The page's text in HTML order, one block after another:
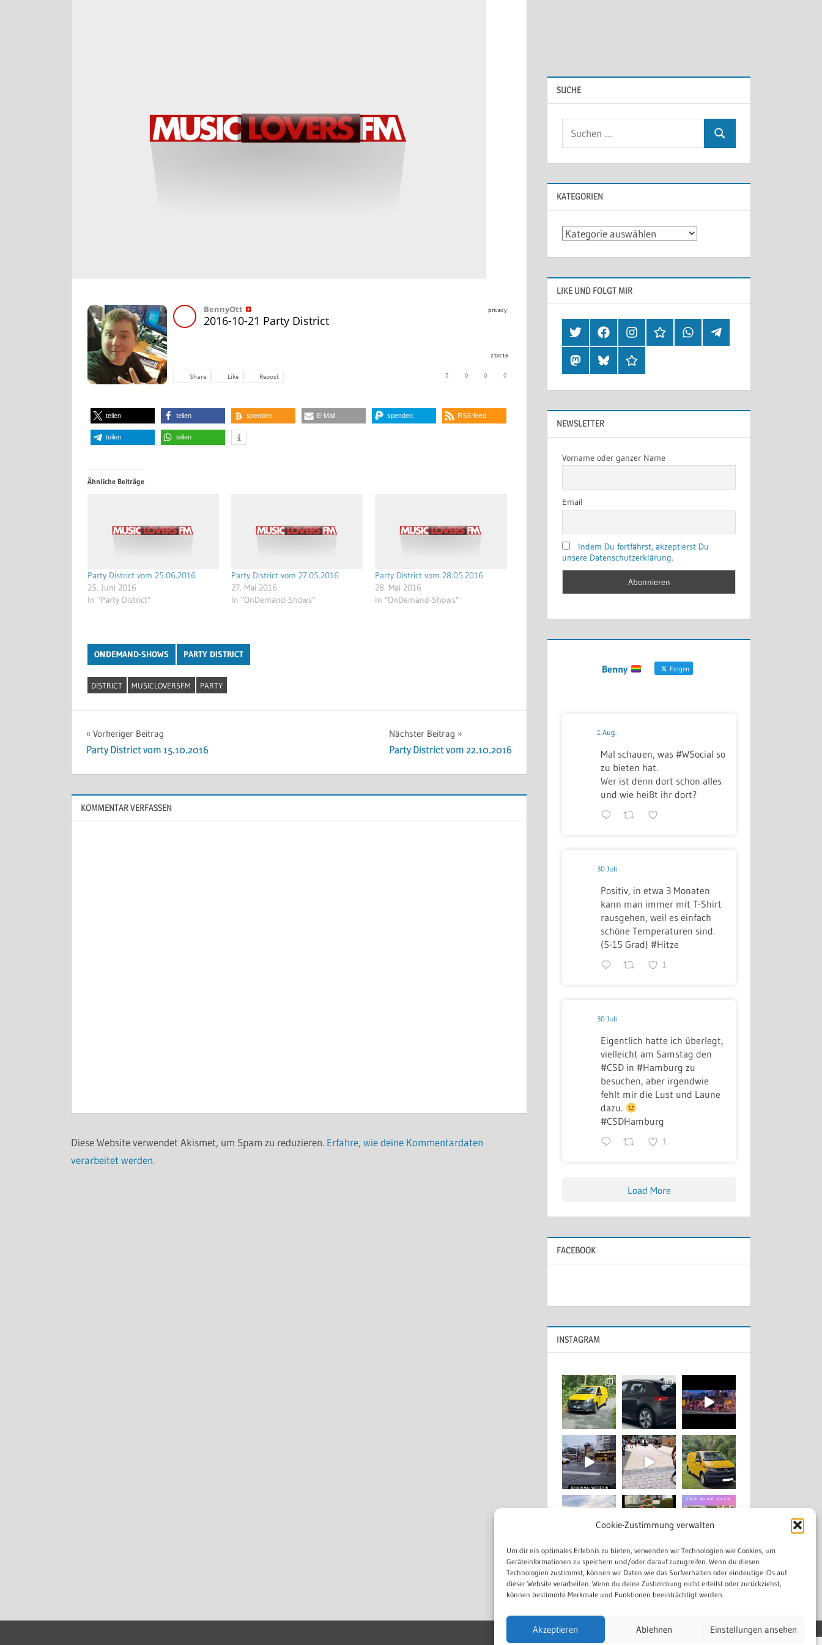
Cookie-Zustimmung verwalten
Um dir ein optimales Erlebnis zu bieten, verwenden wir Technologien wie Cookies, um
Geräteinformationen zu speichern und/oder darauf zuzugreifen. Wenn du diesen
Technologien zustimmst, können wir Daten wie das Surfverhalten oder eindeutige IDs auf
dieser Website verarbeiten. Wenn du deine Zustimmung nicht erteilst oder zurückziehst,
können bestimmte Merkmale und Funktionen beeinträchtigt werden.
Akzeptieren Ablehnen Einstellungen ansehen
teilen teilen spenden E-Mail spenden RSS-feed
teilen teilen
Ähnliche Beiträge
Party District vom 25.06.2016
25. Juni 2016
In "Party District"
Party District vom 27.05.2016
27. Mai 2016
In "OnDemand-Shows"
Party District vom 28.05.2016
28. Mai 2016
In "OnDemand-Shows"
ONDEMAND-SHOWS PARTY DISTRICT
DISTRICT MUSICLOVERSFM PARTY
Beitragsnavigation
Vorheriger Beitrag
Party District vom 15.10.2016
Nächster Beitrag
Party District vom 22.10.2016
KOMMENTAR VERFASSEN
Diese Website verwendet Akismet, um Spam zu reduzieren. Erfahre, wie deine Kommentardaten
verarbeitet werden.
SUCHE
KATEGORIEN
Kategorien
LIKE UND FOLGT MIR
TwitterFacebookInstagramHearthisWhatsappTelegram
MastodonBlueskyThreads
NEWSLETTER
Vorname oder ganzer Name
Email
Indem Du fortfährst, akzeptierst Du
unsere Datenschutzerklärung.
Benny Folgen
1 Aug.
Mal schauen, was #WSocial so
zu bieten hat.
Wer ist denn dort schon alles
und wie heißt ihr dort?
30 Juli
Positiv, in etwa 3 Monaten
kann man immer mit T-Shirt
rausgehen, weil es einfach
schöne Temperaturen sind.
(5-15 Grad) #Hitze
1
30 Juli
Eigentlich hatte ich überlegt,
vielleicht am Samstag den
#CSD in #Hamburg zu
besuchen, aber irgendwie
fehlt mir die Lust und Laune
dazu.
#CSDHamburg
1
Load More
FACEBOOK
INSTAGRAM
Mehr laden... Auf Instagram folgen